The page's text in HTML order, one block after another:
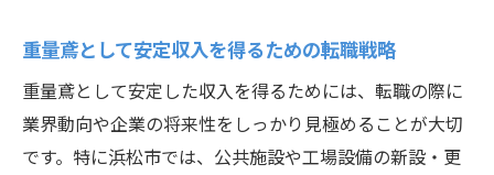
現場力を引き出す重量鳶のビジョン構築ポ
イント
浜松市における重量鳶の生活基盤づくり
重量鳶が安心して暮らすための住環境選び
重量鳶として安定収入を得るための転職戦略
重量鳶として安定した収入を得るためには、転職の際に
業界動向や企業の将来性をしっかり見極めることが大切
です。特に浜松市では、公共施設や工場設備の新設・更